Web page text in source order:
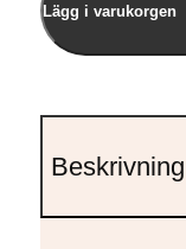
Lägg i varukorgen
Beskrivning